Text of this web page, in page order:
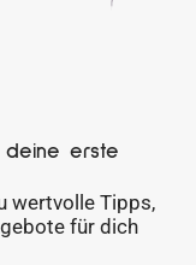
deine erste
wertvolle Tipps,
für dich